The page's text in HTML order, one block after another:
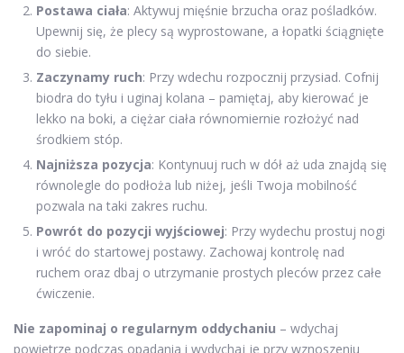
Postawa ciała: Aktywuj mięśnie brzucha oraz pośladków.
Upewnij się, że plecy są wyprostowane, a łopatki ściągnięte
do siebie.
Zaczynamy ruch: Przy wdechu rozpocznij przysiad. Cofnij
biodra do tyłu i uginaj kolana – pamiętaj, aby kierować je
lekko na boki, a ciężar ciała równomiernie rozłożyć nad
środkiem stóp.
Najniższa pozycja: Kontynuuj ruch w dół aż uda znajdą się
równolegle do podłoża lub niżej, jeśli Twoja mobilność
pozwala na taki zakres ruchu.
Powrót do pozycji wyjściowej: Przy wydechu prostuj nogi
i wróć do startowej postawy. Zachowaj kontrolę nad
ruchem oraz dbaj o utrzymanie prostych pleców przez całe
ćwiczenie.
Nie zapominaj o regularnym oddychaniu – wdychaj
powietrze podczas opadania i wydychaj je przy wznoszeniu